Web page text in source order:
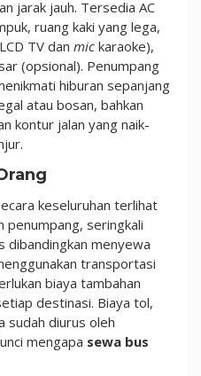
jarak jauh. Tersedia AC
ruang kaki yang lega,
TV dan mic karaoke),
(opsional). Penumpang
hiburan sepanjang
atau bosan, bahkan
kontur jalan yang naik-
keseluruhan terlihat
penumpang, seringkali
dibandingkan menyewa
transportasi
biaya tambahan
destinasi. Biaya tol,
sudah diurus oleh
mengapa sewa bus